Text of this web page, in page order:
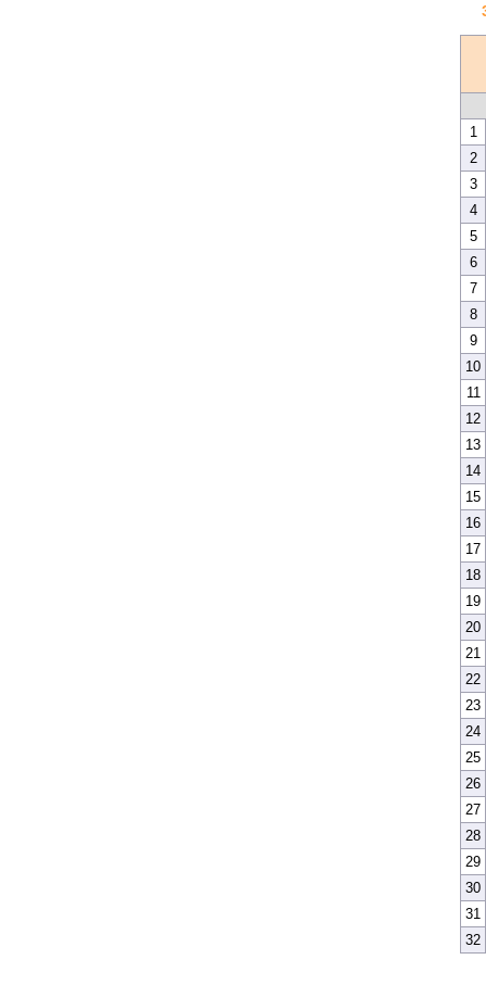
1
2
3
4
5
6
7
8
9
10
11
12
13
14
15
16
17
18
19
20
21
22
23
24
25
26
27
28
29
30
31
32